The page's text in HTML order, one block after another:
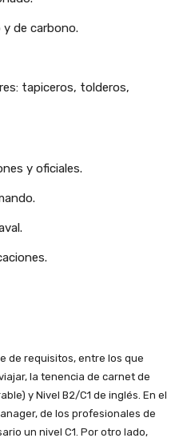
de carbono.
tapiceros, tolderos,
y oficiales.
de requisitos, entre los que
la tenencia de carnet de
y Nivel B2/C1 de inglés. En el
de los profesionales de
un nivel C1. Por otro lado,